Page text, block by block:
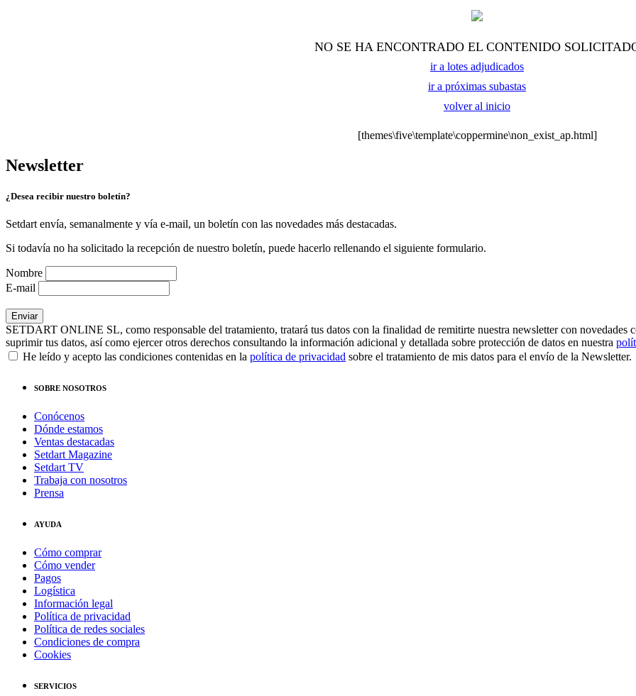
NO SE HA ENCONTRADO EL CONTENIDO
ir a lotes adjudicados
ir a próximas subastas
volver al inicio
[themes\five\template\coppermine\non_exist_ap.html]
Newsletter
¿Desea recibir nuestro boletín?
Setdart envía, semanalmente y vía e-mail, un boletín con las novedades más destacadas.
Si todavía no ha solicitado la recepción de nuestro boletín, puede hacerlo rellenando el siguiente formulario.
Nombre
E-mail
SETDART ONLINE SL, como responsable del tratamiento, tratará tus datos con la finalidad de remitirte nuestra newsletter con novedades
suprimir tus datos, así como ejercer otros derechos consultando la información adicional y detallada sobre protección de datos en nuestra
He leído y acepto las condiciones contenidas en la política de privacidad sobre el tratamiento de mis datos para el envío de la Newsletter.
SOBRE NOSOTROS
Conócenos
Dónde estamos
Ventas destacadas
Setdart Magazine
Setdart TV
Trabaja con nosotros
Prensa
AYUDA
Cómo comprar
Cómo vender
Pagos
Logística
Información legal
Política de privacidad
Política de redes sociales
Condiciones de compra
Cookies
SERVICIOS